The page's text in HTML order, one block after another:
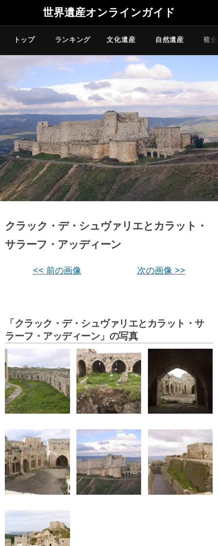
世界遺産オンラインガイド
トップ ランキング 文化遺産 自然遺産 複
クラック・デ・シュヴァリエとカラット・
サラーフ・アッディーン
<< 前の画像 次の画像 >>
「クラック・デ・シュヴァリエとカラット・サ
ラーフ・アッディーン」の写真